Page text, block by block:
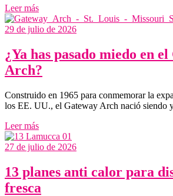
Leer más
29 de julio de 2026
¿Ya has pasado miedo en
Arch?
Construido en 1965 para conmemorar la
los EE. UU., el Gateway Arch nació siendo
Leer más
27 de julio de 2026
13 planes anti calor para
fresca